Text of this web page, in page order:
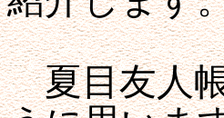
夏目友人帳